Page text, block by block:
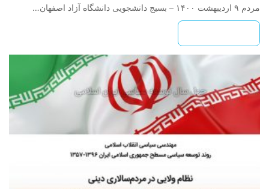
مردم ۹ اردیبهشت ۱۴۰۰ – بسیج دانشجویی دانشگاه آزاد اصفهان…